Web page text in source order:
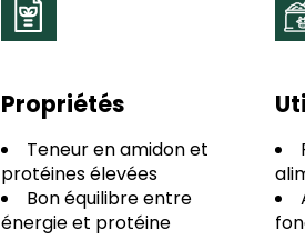
Propriétés
Teneur en amidon et
protéines élevées
Bon équilibre entre
énergie et protéine